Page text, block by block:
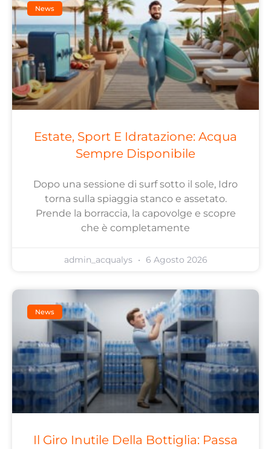
News
Estate, Sport E Idratazione: Acqua
Sempre Disponibile
Dopo una sessione di surf sotto il sole, Idro
torna sulla spiaggia stanco e assetato.
Prende la borraccia, la capovolge e scopre
che è completamente
admin_acqualys 6 Agosto 2026
News
Il Giro Inutile Della Bottiglia: Passa